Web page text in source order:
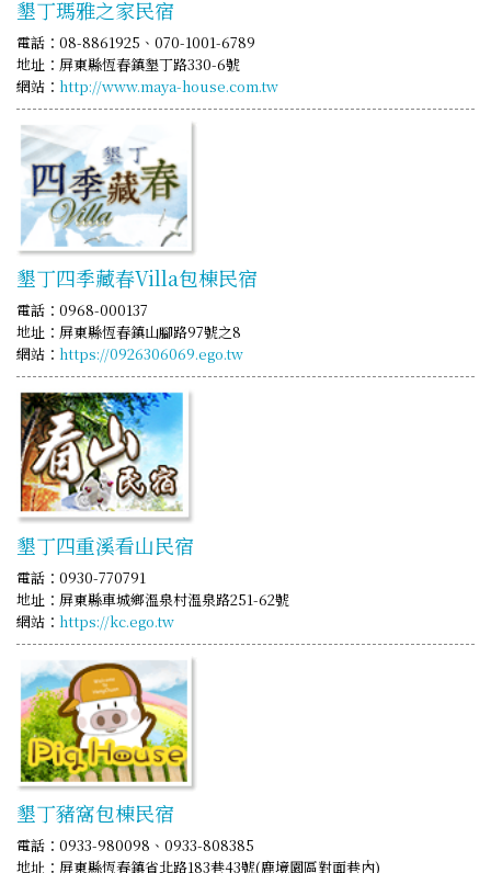
墾丁瑪雅之家民宿
電話：08-8861925、070-1001-6789
地址：屏東縣恆春鎮墾丁路330-6號
網站： http://www.maya-house.com.tw
墾丁四季藏春Villa包棟民宿
電話：0968-000137
地址：屏東縣恆春鎮山腳路97號之8
網站： https://0926306069.ego.tw
墾丁四重溪看山民宿
電話：0930-770791
地址：屏東縣車城鄉溫泉村溫泉路251-62號
網站： https://kc.ego.tw
墾丁豬窩包棟民宿
電話：0933-980098、0933-808385
地址：屏東縣恆春鎮省北路183巷43號(鹿境園區對面巷內)